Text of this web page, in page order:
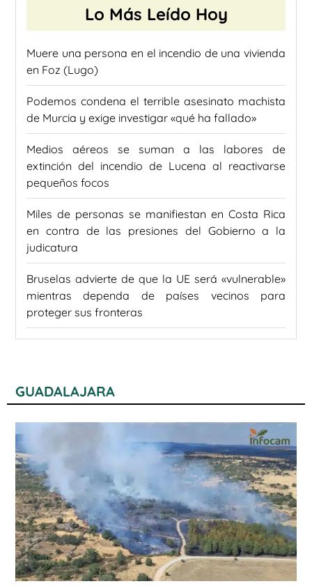
Lo Más Leído Hoy
Muere una persona en el incendio de una vivienda
en Foz (Lugo)
Podemos condena el terrible asesinato machista
de Murcia y exige investigar «qué ha fallado»
Medios aéreos se suman a las labores de
extinción del incendio de Lucena al reactivarse
pequeños focos
Miles de personas se manifiestan en Costa Rica
en contra de las presiones del Gobierno a la
judicatura
Bruselas advierte de que la UE será «vulnerable»
mientras dependa de países vecinos para
proteger sus fronteras
GUADALAJARA